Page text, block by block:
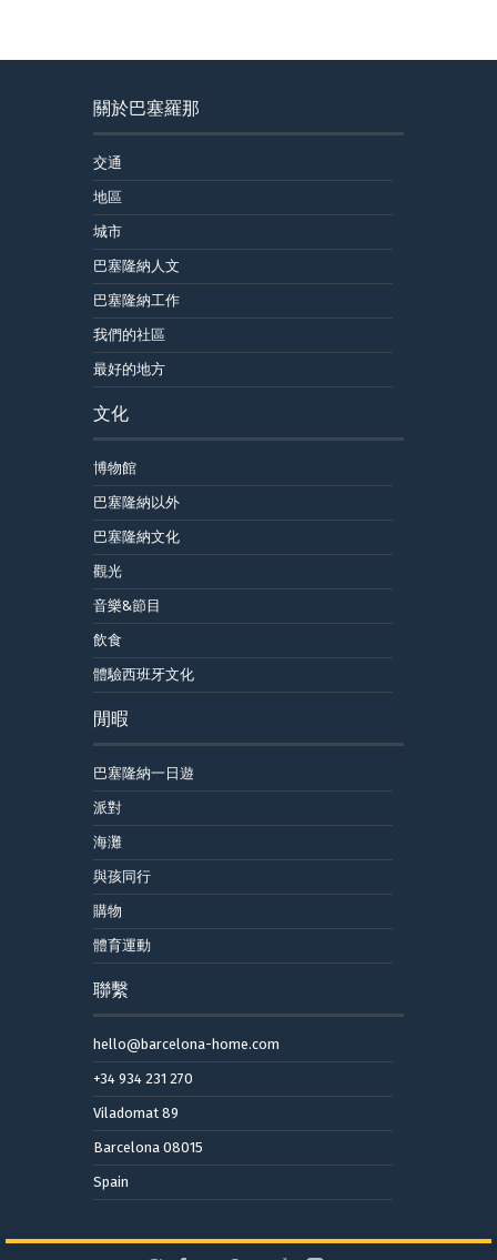
關於巴塞羅那
交通
地區
城市
巴塞隆納人文
巴塞隆納工作
我們的社區
最好的地方
文化
博物館
巴塞隆納以外
巴塞隆納文化
觀光
音樂&節目
飲食
體驗西班牙文化
閒暇
巴塞隆納一日遊
派對
海灘
與孩同行
購物
體育運動
聯繫
hello@barcelona-home.com
+34 934 231 270
Viladomat 89
Barcelona 08015
Spain